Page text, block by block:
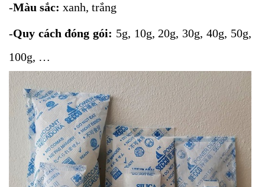
-Màu sắc: xanh, trắng
-Quy cách đóng gói: 5g, 10g, 20g, 30g, 40g, 50g,
100g, …